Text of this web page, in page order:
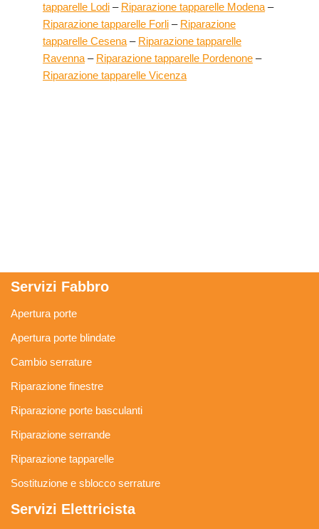
tapparelle Lodi – Riparazione tapparelle Modena –
Riparazione tapparelle Forli – Riparazione
tapparelle Cesena – Riparazione tapparelle
Ravenna – Riparazione tapparelle Pordenone –
Riparazione tapparelle Vicenza
Servizi Fabbro
Apertura porte
Apertura porte blindate
Cambio serrature
Riparazione finestre
Riparazione porte basculanti
Riparazione serrande
Riparazione tapparelle
Sostituzione e sblocco serrature
Servizi Elettricista